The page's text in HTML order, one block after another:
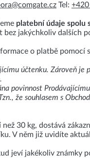
Tel:
platební údaje spolu
jakýchkoliv dalších
o platbě pomocí
účtenku. Zároveň je
povinnost
že souhlasem s
30 kg, dostává
V něm již uvidíte
jeví jakékoliv známky